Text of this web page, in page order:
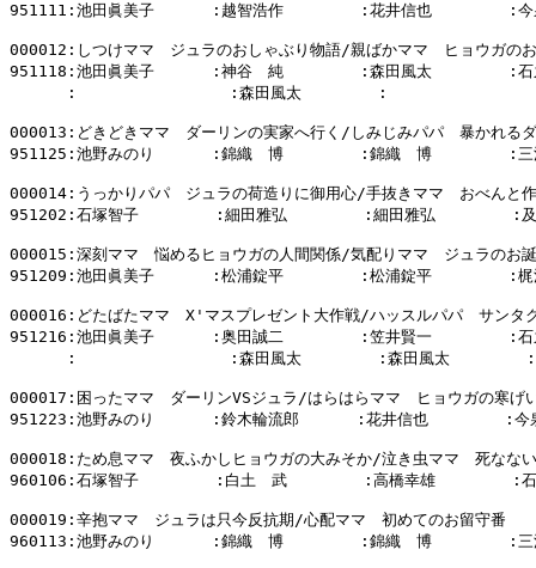
951111:池田眞美子      :越智浩作        :花井信也        :今
000012:しつけママ　ジュラのおしゃぶり物語/親ばかママ　ヒョウガの
951118:池田眞美子      :神谷　純        :森田風太        :石
:                :森田風太        :
000013:どきどきママ　ダーリンの実家へ行く/しみじみパパ　暴かれる
951125:池野みのり      :錦織　博        :錦織　博        :三
000014:うっかりパパ　ジュラの荷造りに御用心/手抜きママ　おべんと
951202:石塚智子        :細田雅弘        :細田雅弘        :及
000015:深刻ママ　悩めるヒョウガの人間関係/気配りママ　ジュラのお
951209:池田眞美子      :松浦錠平        :松浦錠平        :梶
000016:どたばたママ　X'マスプレゼント大作戦/ハッスルパパ　サンタ
951216:池田眞美子      :奥田誠二        :笠井賢一        :石
      :                :森田風太        :森田風太        :
000017:困ったママ　ダーリンVSジュラ/はらはらママ　ヒョウガの寒げ
951223:池野みのり      :鈴木輪流郎      :花井信也        :今
000018:ため息ママ　夜ふかしヒョウガの大みそか/泣き虫ママ　死なな
960106:石塚智子        :白土　武        :高橋幸雄        :石
000019:辛抱ママ　ジュラは只今反抗期/心配ママ　初めてのお留守番
960113:池野みのり      :錦織　博        :錦織　博        :三